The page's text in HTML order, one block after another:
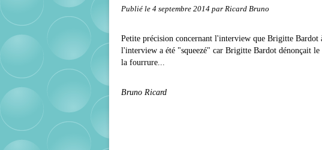
Publié le 4 septembre 2014 par Ricard Bruno
Petite précision concernant l'interview que Brigitte Bardot
l'interview a été "squeezé" car Brigitte Bardot dénonçait
la fourrure...
Bruno Ricard